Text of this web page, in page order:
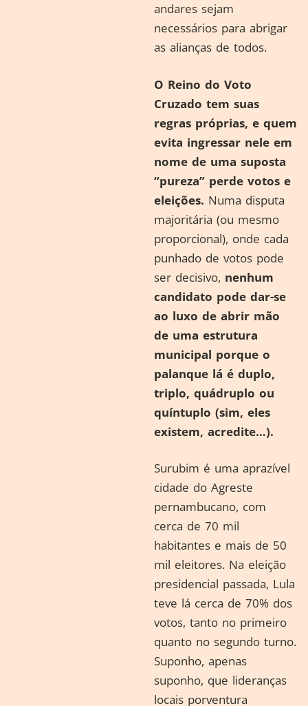
andares sejam
necessários para abrigar
as alianças de todos.
O Reino do Voto
Cruzado tem suas
regras próprias, e quem
evita ingressar nele em
nome de uma suposta
“pureza” perde votos e
eleições. Numa disputa
majoritária (ou mesmo
proporcional), onde cada
punhado de votos pode
ser decisivo, nenhum
candidato pode dar-se
ao luxo de abrir mão
de uma estrutura
municipal porque o
palanque lá é duplo,
triplo, quádruplo ou
quíntuplo (sim, eles
existem, acredite…).
Surubim é uma aprazível
cidade do Agreste
pernambucano, com
cerca de 70 mil
habitantes e mais de 50
mil eleitores. Na eleição
presidencial passada, Lula
teve lá cerca de 70% dos
votos, tanto no primeiro
quanto no segundo turno.
Suponho, apenas
suponho, que lideranças
locais porventura